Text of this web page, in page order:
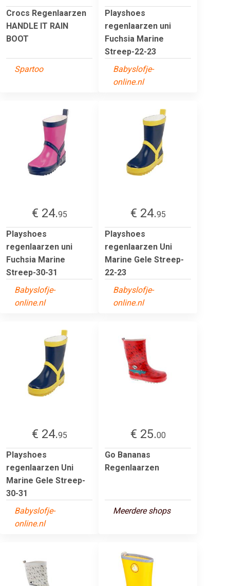
Crocs Regenlaarzen
HANDLE IT RAIN
BOOT
Spartoo
Playshoes
regenlaarzen uni
Fuchsia Marine
Streep-22-23
Babyslofje-
online.nl
€ 24.95
Playshoes
regenlaarzen uni
Fuchsia Marine
Streep-30-31
Babyslofje-
online.nl
€ 24.95
Playshoes
regenlaarzen Uni
Marine Gele Streep-
22-23
Babyslofje-
online.nl
€ 24.95
Playshoes
regenlaarzen Uni
Marine Gele Streep-
30-31
Babyslofje-
online.nl
€ 25.00
Go Bananas
Regenlaarzen
Meerdere shops